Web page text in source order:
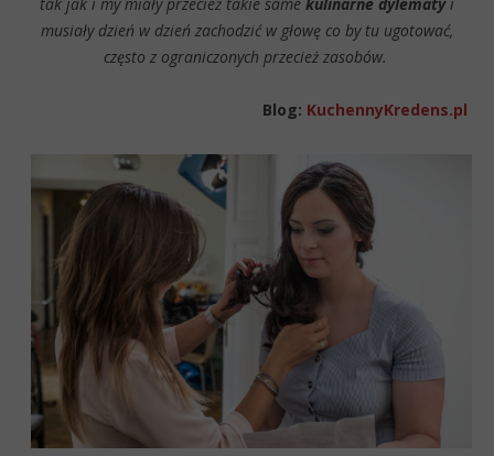
musiały dzień w dzień zachodzić w głowę co by tu ugotować,
często z ograniczonych przecież zasobów.
Blog: KuchennyKredens.pl